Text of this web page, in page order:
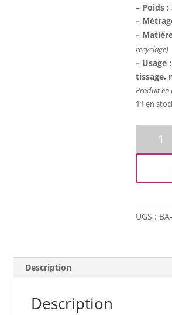
– Poids
–
–
recyclage)
– Usage
tissage,
Produit en
11 en
Coton
-
-
argent
UGS :
Description
Description